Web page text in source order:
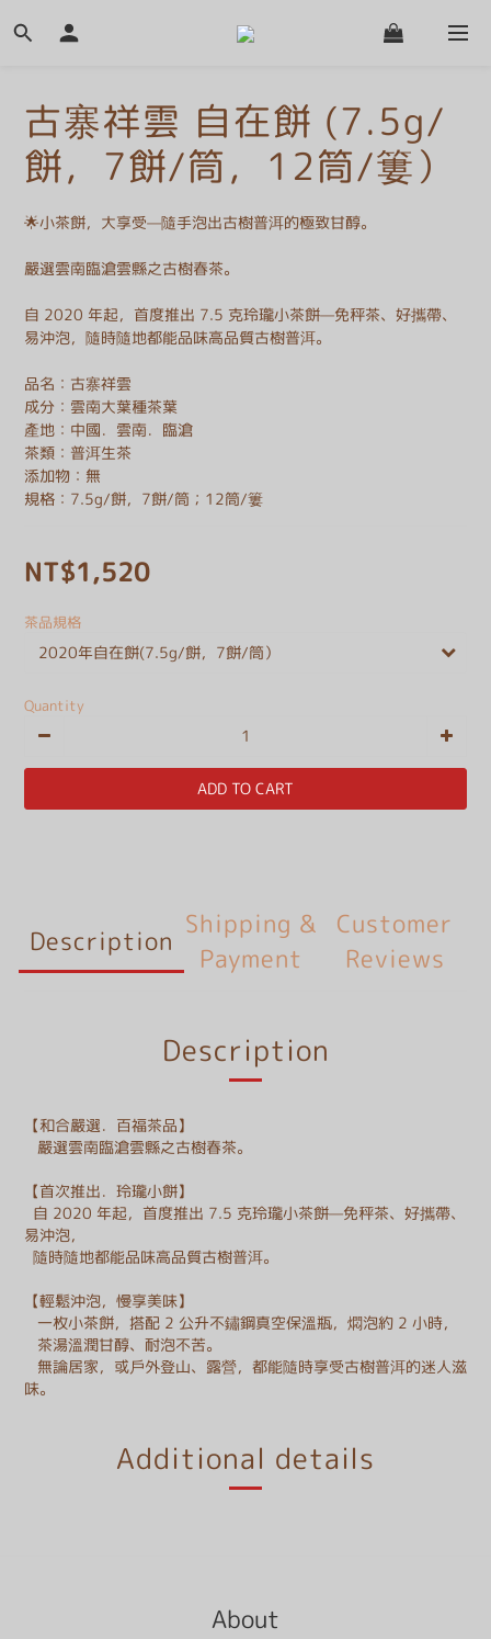
古寨祥雲 自在餅 (7.5g/
餅，7餅/筒，12筒/簍）
🌟小茶餅，大享受—隨手泡出古樹普洱的極致甘醇。
嚴選雲南臨滄雲縣之古樹春茶。
自 2020 年起，首度推出 7.5 克玲瓏小茶餅—免秤茶、好攜帶、
易沖泡，隨時隨地都能品味高品質古樹普洱。
品名：古寨祥雲
成分：雲南大葉種茶葉
產地：中國．雲南．臨滄
茶類：普洱生茶
添加物：無
規格：7.5g/餅，7餅/筒；12筒/簍
NT$1,520
茶品規格
Quantity
ADD TO CART
Description
Shipping &
Payment
Customer
Reviews
Description
【和合嚴選．百福茶品】
嚴選雲南臨滄雲縣之古樹春茶。
【首次推出．玲瓏小餅】
自 2020 年起，首度推出 7.5 克玲瓏小茶餅—免秤茶、好攜帶、
易沖泡，
隨時隨地都能品味高品質古樹普洱。
【輕鬆沖泡，慢享美味】
一枚小茶餅，搭配 2 公升不鏽鋼真空保溫瓶，燜泡約 2 小時，
茶湯溫潤甘醇、耐泡不苦。
無論居家，或戶外登山、露營，都能隨時享受古樹普洱的迷人滋
味。
Additional details
About